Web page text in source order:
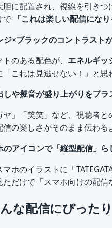
に配置され、視線を引きつ
で 「これは楽しい配信になり
ジ×ブラックのコントラスト
のある配色が、 エネルギッ
これは見逃せない！」と思
しや擬音が盛り上がりをプラ
ヤ」「笑笑」など、視聴者と
信の楽しさがそのまま伝わ
のアイコンで「縦型配信」ら
ホのイラストに「
だけで「スマホ向けの配信
な配信にぴったり